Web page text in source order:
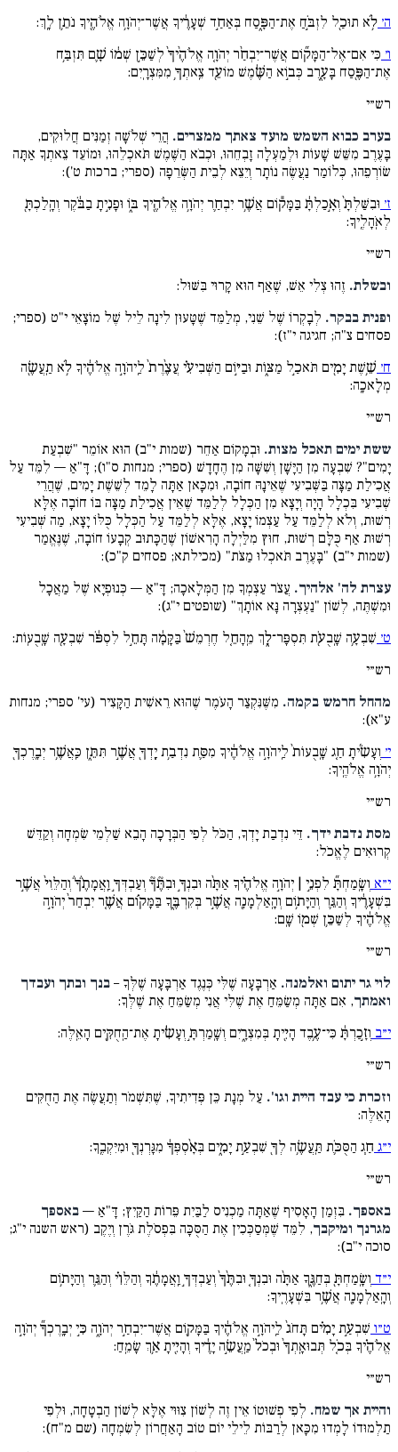
ה׳ לֹ֥א תוּכַ֖ל לִזְבֹּ֣חַ אֶת־הַפָּ֑סַח בְּאַחַ֣ד שְׁעָרֶ֔יךָ אֲשֶׁר־יְהֹוָ֥ה אֱלֹהֶ֖יךָ נֹתֵ֥ן לָֽךְ:
ו׳ כִּי אִם־אֶל־הַמָּק֞וֹם אֲשֶׁר־יִבְחַ֨ר יְהֹוָ֤ה אֱלֹהֶ֨יךָ֙ לְשַׁכֵּ֣ן שְׁמ֔וֹ שָׁ֛ם תִּזְבַּ֥ח
אֶת־הַפֶּ֖סַח בָּעָ֑רֶב כְּב֣וֹא הַשֶּׁ֔מֶשׁ מוֹעֵ֖ד צֵֽאתְךָ֥ מִמִּצְרָֽיִם:
רש״י
בערב כבוא השמש מועד צאתך ממצרים. הֲרֵי שְׁלֹשָׁה זְמַנִּים חֲלוּקִים,
בָּעֶרֶב מִשֵּׁשׁ שָׁעוֹת וּלְמַעְלָה זָבְחֵהוּ, וּכְבֹא הַשֶּׁמֶשׁ תֹּאכְלֵהוּ, וּמוֹעֵד צֵאתְךָ אַתָּה
שׂוֹרְפֵהוּ, כְּלוֹמַר נַעֲשֶׂה נוֹתָר וְיֵצֵא לְבֵית הַשְּׂרֵפָה (ספרי; ברכות ט'):
ז׳ וּבִשַּׁלְתָּ֙ וְאָ֣כַלְתָּ֔ בַּמָּק֕וֹם אֲשֶׁ֥ר יִבְחַ֛ר יְהֹוָ֥ה אֱלֹהֶ֖יךָ בּ֑וֹ וּפָנִ֣יתָ בַבֹּ֔קֶר וְהָֽלַכְתָּ֖
לְאֹֽהָלֶֽיךָ:
רש״י
ובשלת. זֶהוּ צְלִי אֵשׁ, שֶׁאַף הוּא קָרוּי בִּשּׁוּל:
ופנית בבקר. לְבָקְרוֹ שֶׁל שֵׁנִי, מְלַמֵּד שֶׁטָּעוּן לִינָה לֵיל שֶׁל מוֹצָאֵי י"ט (ספרי;
פסחים צ"ה; חגיגה י"ז):
ח׳ שֵׁ֥שֶׁת יָמִ֖ים תֹּאכַ֣ל מַצּ֑וֹת וּבַיּ֣וֹם הַשְּׁבִיעִ֗י עֲצֶ֨רֶת֙ לַֽיהֹוָ֣ה אֱלֹהֶ֔יךָ לֹ֥א תַֽעֲשֶׂ֖ה
מְלָאכָֽה:
רש״י
ששת ימים תאכל מצות. וּבְמָקוֹם אַחֵר (שמות י"ב) הוּא אוֹמֵר "שִׁבְעַת
יָמִים"? שִׁבְעָה מִן הַיָּשָׁן וְשִׁשָּׁה מִן הֶחָדָשׁ (ספרי; מנחות ס"ו); דָּ"אַ — לִמֵּד עַל
אֲכִילַת מַצָּה בַּשְּׁבִיעִי שֶׁאֵינָהּ חוֹבָה, וּמִכָּאן אַתָּה לָמֵד לְשֵׁשֶׁת יָמִים, שֶׁהֲרֵי
שְׁבִיעִי בִּכְלָל הָיָה וְיָצָא מִן הַכְּלָל לְלַמֵּד שֶׁאֵין אֲכִילַת מַצָּה בּוֹ חוֹבָה אֶלָּא
רְשׁוּת, וְלֹא לְלַמֵּד עַל עַצְמוֹ יָצָא, אֶלָּא לְלַמֵּד עַל הַכְּלָל כֻּלּוֹ יָצָא, מַה שְּׁבִיעִי
רְשׁוּת אַף כֻּלָּם רְשׁוּת, חוּץ מִלַּיְלָה הָרִאשׁוֹן שֶׁהַכָּתוּב קְבָעוֹ חוֹבָה, שֶׁנֶּאֱמַר
(שמות י"ב) "בָּעֶרֶב תֹּאכְלוּ מַצֹּת" (מכילתא; פסחים ק"כ):
עצרת לה' אלהיך. עֲצֹר עַצְמְךָ מִן הַמְּלָאכָה; דָּ"אַ — כְּנוּפְיָא שֶׁל מַאֲכָל
וּמִשְׁתֶּה, לְשׁוֹן "נַעְצְרָה נָּא אוֹתָךְ" (שופטים י"ג):
ט׳ שִׁבְעָ֥ה שָֽׁבֻעֹ֖ת תִּסְפָּר־לָ֑ךְ מֵֽהָחֵ֤ל חֶרְמֵשׁ֙ בַּקָּמָ֔ה תָּחֵ֣ל לִסְפֹּ֔ר שִׁבְעָ֖ה שָֽׁבֻעֽוֹת:
רש״י
מהחל חרמש בקמה. מִשֶּׁנִּקְצַר הָעֹמֶר שֶׁהוּא רֵאשִׁית הַקָּצִיר (עי' ספרי; מנחות
ע"א):
י׳ וְעָשִׂ֜יתָ חַ֤ג שָֽׁבֻעוֹת֙ לַֽיהֹוָ֣ה אֱלֹהֶ֔יךָ מִסַּ֛ת נִדְבַ֥ת יָֽדְךָ֖ אֲשֶׁ֣ר תִּתֵּ֑ן כַּֽאֲשֶׁ֥ר יְבָֽרֶכְךָ֖
יְהֹוָ֥ה אֱלֹהֶֽיךָ:
רש״י
מסת נדבת ידך. דֵּי נִדְבַת יָדְךָ, הַכֹּל לְפִי הַבְּרָכָה הָבֵא שַׁלְמֵי שִׂמְחָה וְקַדֵּשׁ
קְרוּאִים לֶאֱכֹל:
י״א וְשָֽׂמַחְתָּ֞ לִפְנֵ֣י | יְהֹוָ֣ה אֱלֹהֶ֗יךָ אַתָּ֨ה וּבִנְךָ֣ וּבִתֶּ֘ךָ֘ וְעַבְדְּךָ֣ וַֽאֲמָתֶ֒ךָ֒ וְהַלֵּוִי֙ אֲשֶׁ֣ר
בִּשְׁעָרֶ֔יךָ וְהַגֵּ֛ר וְהַיָּת֥וֹם וְהָֽאַלְמָנָ֖ה אֲשֶׁ֣ר בְּקִרְבֶּ֑ךָ בַּמָּק֗וֹם אֲשֶׁ֤ר יִבְחַר֙ יְהֹוָ֣ה
אֱלֹהֶ֔יךָ לְשַׁכֵּ֥ן שְׁמ֖וֹ שָֽׁם:
רש״י
לוי גר יתום ואלמנה. אַרְבָּעָה שֶׁלִּי כְּנֶגֶד אַרְבָּעָה שֶׁלְּךָ – בנך ובתך ועבדך
ואמתך, אִם אַתָּה מְשַׂמֵּחַ אֶת שֶׁלִּי אֲנִי מְשַׂמֵּחַ אֶת שֶׁלְּךָ:
י״ב וְזָ֣כַרְתָּ֔ כִּי־עֶ֥בֶד הָיִ֖יתָ בְּמִצְרָ֑יִם וְשָֽׁמַרְתָּ֣ וְעָשִׂ֔יתָ אֶת־הַֽחֻקִּ֖ים הָאֵֽלֶּה:
רש״י
וזכרת כי עבד היית וגו'. עַל מְנָת כֵּן פְּדִיתִיךָ, שֶׁתִּשְׁמֹר וְתַעֲשֶׂה אֶת הַחֻקִּים
הָאֵלֶּה:
י״ג חַ֧ג הַסֻּכֹּ֛ת תַּֽעֲשֶׂ֥ה לְךָ֖ שִׁבְעַ֣ת יָמִ֑ים בְּאָ֨סְפְּךָ֔ מִגָּרְנְךָ֖ וּמִיִּקְבֶֽךָ:
רש״י
באספך. בִּזְמַן הָאָסִיף שֶׁאַתָּה מַכְנִיס לַבַּיִת פֵּרוֹת הַקַּיִץ; דָּ"אַ — באספך
מגרנך ומיקבך, לִמֵּד שֶׁמְּסַכְּכִין אֶת הַסֻּכָּה בִּפְסֹלֶת גֹּרֶן וְיֶקֶב (ראש השנה י"ג;
סוכה י"ב):
י״ד וְשָֽׂמַחְתָּ֖ בְּחַגֶּ֑ךָ אַתָּ֨ה וּבִנְךָ֤ וּבִתֶּ֨ךָ֙ וְעַבְדְּךָ֣ וַֽאֲמָתֶ֔ךָ וְהַלֵּוִ֗י וְהַגֵּ֛ר וְהַיָּת֥וֹם
וְהָֽאַלְמָנָ֖ה אֲשֶׁ֥ר בִּשְׁעָרֶֽיךָ:
ט״ו שִׁבְעַ֣ת יָמִ֗ים תָּחֹג֙ לַֽיהֹוָ֣ה אֱלֹהֶ֔יךָ בַּמָּק֖וֹם אֲשֶׁר־יִבְחַ֣ר יְהֹוָ֑ה כִּ֣י יְבָֽרֶכְךָ֞ יְהֹוָ֣ה
אֱלֹהֶ֗יךָ בְּכֹ֤ל תְּבוּאָֽתְךָ֙ וּבְכֹל֙ מַֽעֲשֵׂ֣ה יָדֶ֔יךָ וְהָיִ֖יתָ אַ֥ךְ שָׂמֵֽחַ:
רש״י
והיית אך שמח. לְפִי פְשׁוּטוֹ אֵין זֶה לְשׁוֹן צִוּוּי אֶלָּא לְשׁוֹן הַבְטָחָה, וּלְפִי
תַלְמוּדוֹ לָמְדוּ מִכָּאן לְרַבּוֹת לֵילֵי יוֹם טוֹב הָאַחֲרוֹן לְשִׂמְחָה (שם מ"ח):